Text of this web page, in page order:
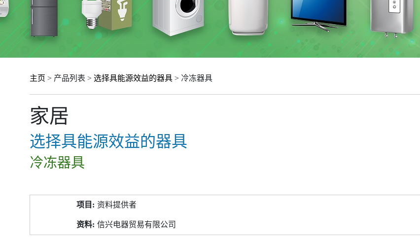
主页 > 产品列表 > 选择具能源效益的器具 > 冷冻器具
家居
选择具能源效益的器具
冷冻器具
料
资料提供者
信兴电器贸易有限公司